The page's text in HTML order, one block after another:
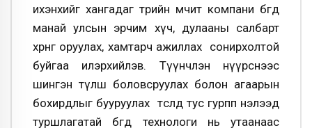
ихэнхийг хангадаг төрийн өмчит компани бөгөөд
манай улсын эрчим хүч, дулааны салбарт
хөрөнгө оруулах, хамтарч ажиллах сонирхолтой
буйгаа илэрхийлэв. Түүнчлэн нүүрснээс
шингэн түлш боловсруулах болон агаарын
бохирдлыг бууруулах төсөлд тус гурпп нэлээд
туршлагатай бөгөөд технологи нь утаанаас